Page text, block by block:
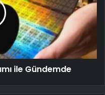
ile Gündemde